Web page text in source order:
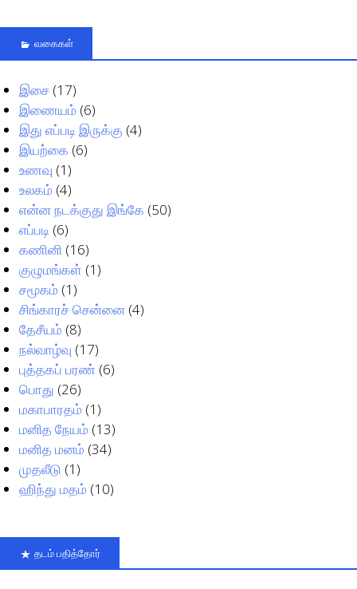
வகைகள்
இசை (17)
இணையம் (6)
இது எப்படி இருக்கு (4)
இயற்கை (6)
உணவு (1)
உலகம் (4)
என்ன நடக்குது இங்கே (50)
எப்படி (6)
கணினி (16)
குழுமங்கள் (1)
சமூகம் (1)
சிங்காரச் சென்னை (4)
தேசீயம் (8)
நல்வாழ்வு (17)
புத்தகப் பரண் (6)
பொது (26)
மகாபாரதம் (1)
மனித நேயம் (13)
மனித மனம் (34)
முதலீடு (1)
ஹிந்து மதம் (10)
தடம் பதித்தோர்